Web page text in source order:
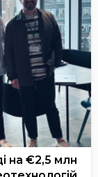
на €2,5 млн